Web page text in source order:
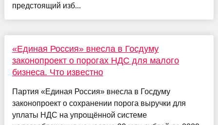
предстоящий изб...
«Единая Россия» внесла в Госдуму
законопроект о порогах НДС для малого
бизнеса. Что известно
Партия «Единая Россия» внесла в Госдуму
законопроект о сохранении порога выручки для
уплаты НДС на упрощённой системе